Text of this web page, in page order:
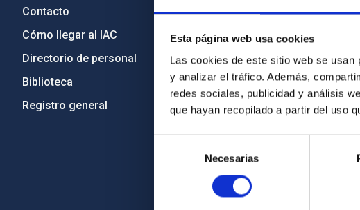
Esta página web usa cookies
Las cookies de este sitio web se
y analizar el tráfico. Además,
redes sociales, publicidad y análisis
que hayan recopilado a partir del uso
consentimiento
Necesarias
Contacto
Cómo llegar al IAC
Directorio de personal
Biblioteca
Registro general
Legislación
Transparencia
Código ético y
Igualdad y
Forever IAC
Proyectos
Programa Severo